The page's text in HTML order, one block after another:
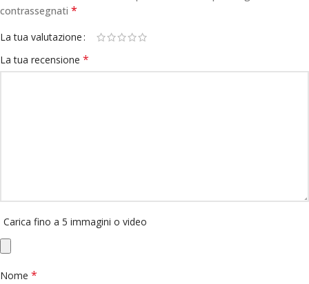
contrassegnati *
La tua valutazione
La tua recensione *
Carica fino a 5 immagini o video
Nome *